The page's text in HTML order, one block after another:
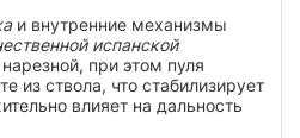
и внутренние механизмы
испанской
при этом пуля
из ствола, что стабилизирует
влияет на дальность